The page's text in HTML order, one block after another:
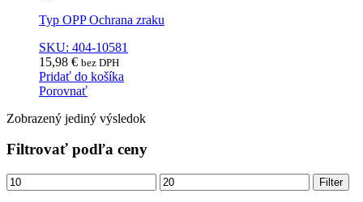
Typ OPP Ochrana zraku
SKU: 404-10581
15,98 € bez DPH
Pridať do košíka
Porovnať
Zobrazený jediný výsledok
Filtrovať podľa ceny
Minimálna
cena
Maximálna
cena
Filter